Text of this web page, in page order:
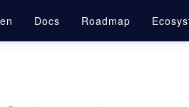
Docs Roadmap